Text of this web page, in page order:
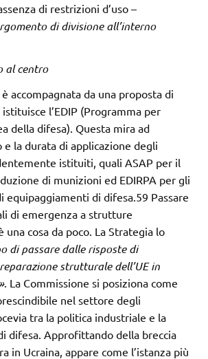
di restrizioni d’uso –
di divisione all’interno
al centro
accompagnata da una proposta di
l’EDIP (Programma per
della difesa). Questa mira ad
e la durata di applicazione degli
istituiti, quali ASAP per il
di munizioni ed EDIRPA per gli
equipaggiamenti di difesa.59 Passare
di emergenza a strutture
una cosa da poco. La Strategia lo
di passare dalle risposte di
strutturale dell’UE in
. La Commissione si posiziona come
nel settore degli
tra la politica industriale e la
difesa. Approfittando della breccia
in Ucraina, appare come l’istanza più